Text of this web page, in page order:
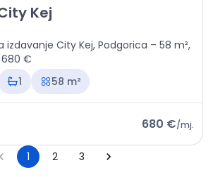
City Kej
Kej
izdavanje City Kej, Podgorica – 58 m²,
680 €
1 58 m²
680 €/mj.
1 2 3